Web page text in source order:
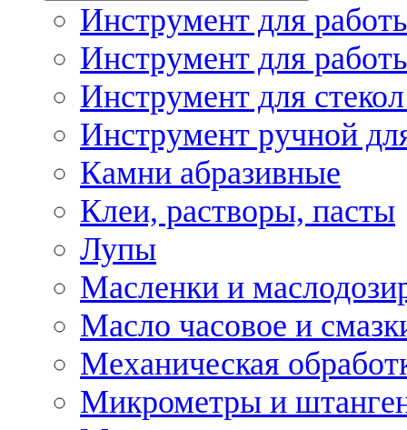
Инструмент для
Инструмент для
Инструмент для
Инструмент ручной
Камни абразивные
Клеи, растворы, пасты
Лупы
Масленки и
Масло часовое и
Механическая
Микрометры и